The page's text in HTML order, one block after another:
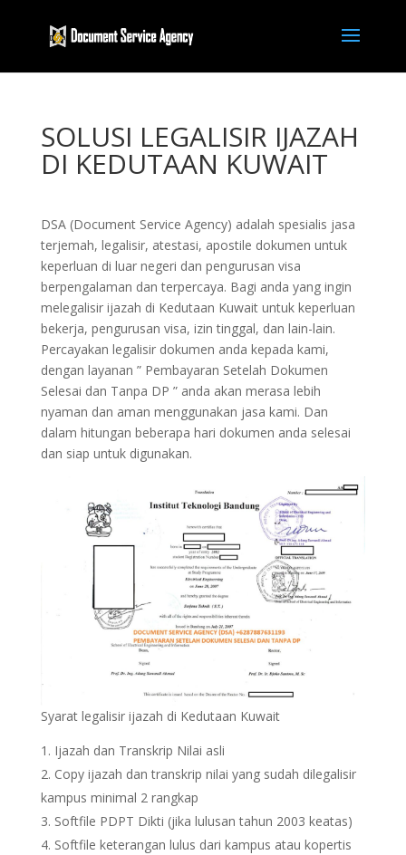
SOLUSI LEGALISIR IJAZAH
DI KEDUTAAN KUWAIT
DSA (Document Service Agency) adalah spesialis jasa
terjemah, legalisir, atestasi, apostile dokumen untuk
keperluan di luar negeri dan pengurusan visa
berpengalaman dan terpercaya. Bagi anda yang ingin
melegalisir ijazah di Kedutaan Kuwait untuk keperluan
bekerja, pengurusan visa, izin tinggal, dan lain-lain.
Percayakan legalisir dokumen anda kepada kami,
dengan layanan ” Pembayaran Setelah Dokumen
Selesai dan Tanpa DP ” anda akan merasa lebih
nyaman dan aman menggunakan jasa kami. Dan
dalam hitungan beberapa hari dokumen anda selesai
dan siap untuk digunakan.
Syarat legalisir ijazah di Kedutaan Kuwait
Ijazah dan Transkrip Nilai asli
Copy ijazah dan transkrip nilai yang sudah dilegalisir
kampus minimal 2 rangkap
Softfile PDPT Dikti (jika lulusan tahun 2003 keatas)
Softfile keterangan lulus dari kampus atau kopertis